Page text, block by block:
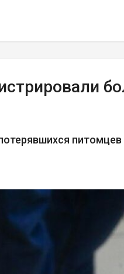
питомцев